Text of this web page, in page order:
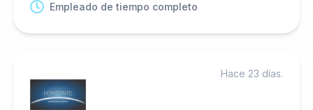
Empleado de tiempo completo
Hace 23 días.